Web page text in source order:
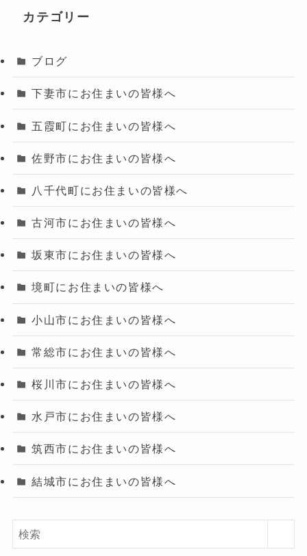
カテゴリー
ブログ
下妻市にお住まいの皆様へ
五霞町にお住まいの皆様へ
佐野市にお住まいの皆様へ
八千代町にお住まいの皆様へ
古河市にお住まいの皆様へ
坂東市にお住まいの皆様へ
境町にお住まいの皆様へ
小山市にお住まいの皆様へ
常総市にお住まいの皆様へ
桜川市にお住まいの皆様へ
水戸市にお住まいの皆様へ
筑西市にお住まいの皆様へ
結城市にお住まいの皆様へ